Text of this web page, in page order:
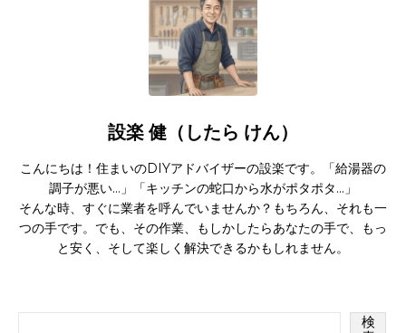
設楽 健（したら けん）
こんにちは！住まいのDIYアドバイザーの設楽です。「給湯器の
調子が悪い…」「キッチンの蛇口から水がポタポタ…」
そんな時、すぐに業者を呼んでいませんか？もちろん、それも一
つの手です。でも、その作業、もしかしたらあなたの手で、もっ
と安く、そして楽しく解決できるかもしれません。
検